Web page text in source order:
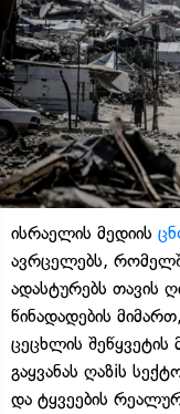
ისრაელის მედიის
ავრცელებს,
ადასტურებს თავის
წინადადების
ცეცხლის შეწყვეტის
გაყვანას ღაზiს
და ტყვეების